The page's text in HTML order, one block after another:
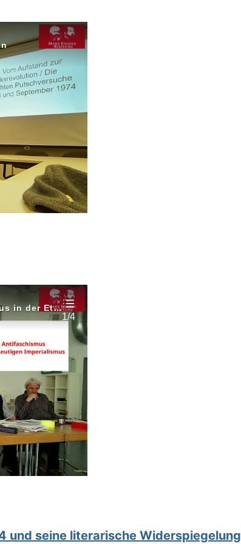
und seine literarische Widerspiegelung